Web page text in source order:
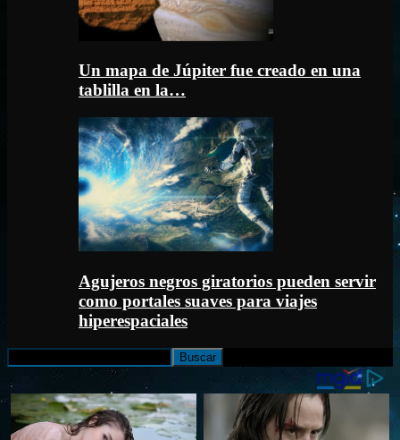
Un mapa de Júpiter fue creado en una
tablilla en la…
Agujeros negros giratorios pueden servir
como portales suaves para viajes
hiperespaciales